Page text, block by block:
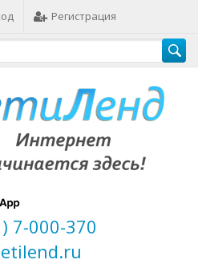
Регистрация
7-000-370